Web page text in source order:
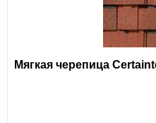
Мягкая черепица